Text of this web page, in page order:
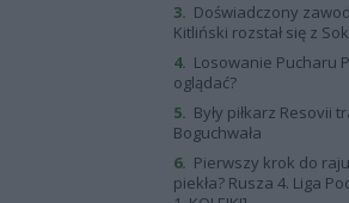
3. Doświadczony
Kitliński rozstał się z
4. Losowanie Pucharu
oglądać?
5. Były piłkarz Resovii
Boguchwała
6. Pierwszy krok do
piekła? Rusza 4. Liga